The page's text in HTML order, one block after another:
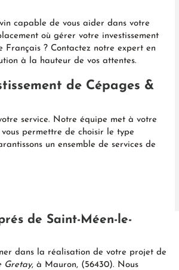
capable de vous aider dans votre
où gérer votre investissement
? Contactez notre expert en
à la hauteur de vos attentes.
de Cépages &
service. Notre équipe met à votre
permettre de choisir le type
un ensemble de services de
de Saint-Méen-le-
dans la réalisation de votre projet de
Gretay, à Mauron, (56430). Nous